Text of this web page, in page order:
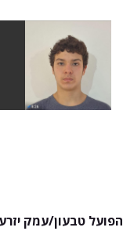
הפועל טבעון/עמק